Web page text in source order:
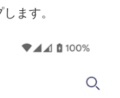
ます。